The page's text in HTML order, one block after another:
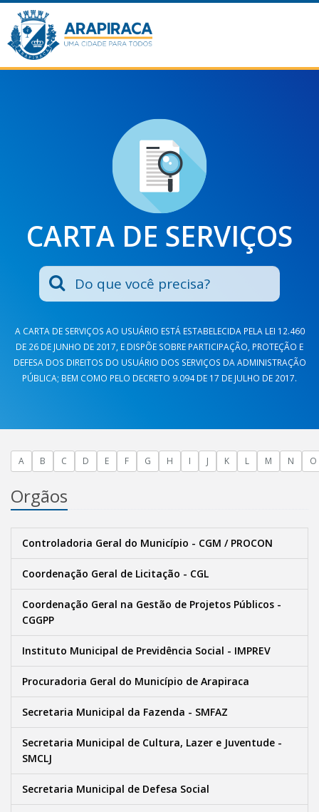
CARTA DE SERVIÇOS
A CARTA DE SERVIÇOS AO USUÁRIO ESTÁ ESTABELECIDA PELA LEI 12.460
DE 26 DE JUNHO DE 2017, E DISPÕE SOBRE PARTICIPAÇÃO, PROTEÇÃO E
DEFESA DOS DIREITOS DO USUÁRIO DOS SERVIÇOS DA ADMINISTRAÇÃO
PÚBLICA; BEM COMO PELO DECRETO 9.094 DE 17 DE JULHO DE 2017.
A B C D E F G H I J K L M N O
Orgãos
Controladoria Geral do Município - CGM / PROCON
Coordenação Geral de Licitação - CGL
Coordenação Geral na Gestão de Projetos Públicos -
CGGPP
Instituto Municipal de Previdência Social - IMPREV
Procuradoria Geral do Município de Arapiraca
Secretaria Municipal da Fazenda - SMFAZ
Secretaria Municipal de Cultura, Lazer e Juventude -
SMCLJ
Secretaria Municipal de Defesa Social